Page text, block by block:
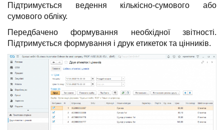
Підтримується ведення кількісно-сумового або
сумового обліку.
Передбачено формування необхідної звітності.
Підтримується формування і друк етикеток та цінників.